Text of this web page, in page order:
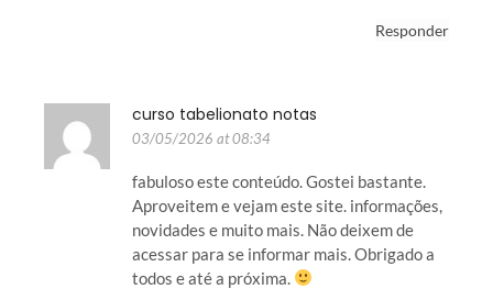
Responder
curso tabelionato notas
03/05/2026 at 08:34
fabuloso este conteúdo. Gostei bastante.
Aproveitem e vejam este site. informações,
novidades e muito mais. Não deixem de
acessar para se informar mais. Obrigado a
todos e até a próxima.